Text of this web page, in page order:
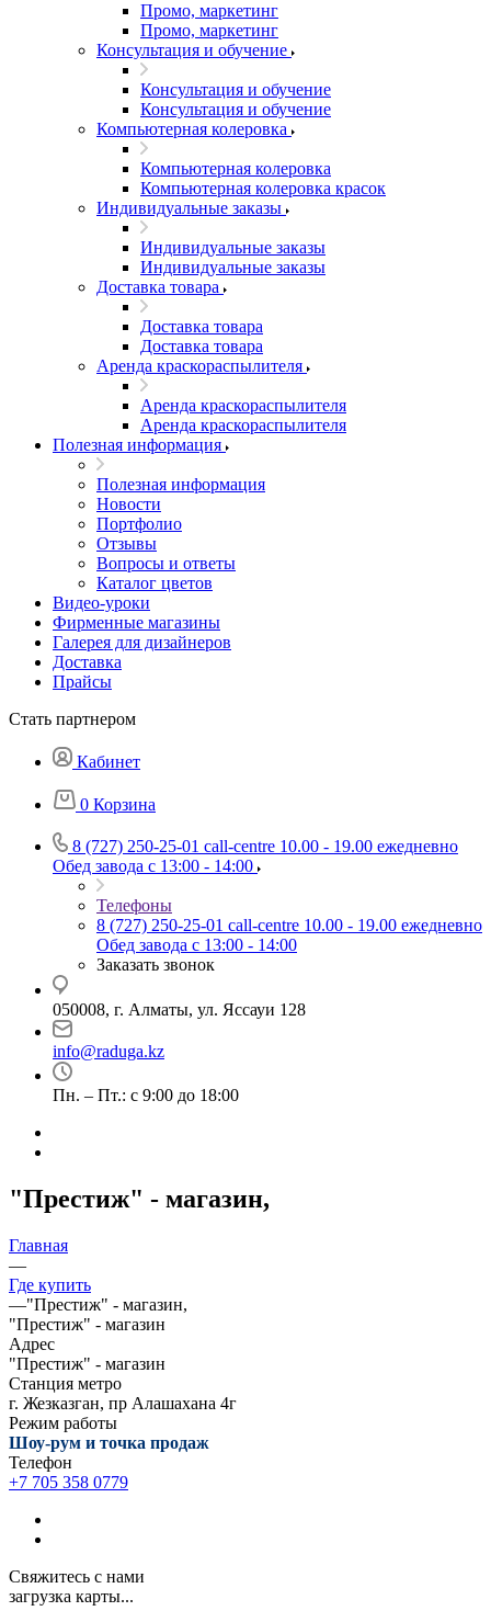
Промо, маркетинг
Промо, маркетинг
Консультация и обучение
Консультация и обучение
Консультация и обучение
Компьютерная колеровка
Компьютерная колеровка
Компьютерная колеровка красок
Индивидуальные заказы
Индивидуальные заказы
Индивидуальные заказы
Доставка товара
Доставка товара
Доставка товара
Аренда краскораспылителя
Аренда краскораспылителя
Аренда краскораспылителя
Полезная информация
Полезная информация
Новости
Портфолио
Отзывы
Вопросы и ответы
Каталог цветов
Видео-уроки
Фирменные магазины
Галерея для дизайнеров
Доставка
Прайсы
Стать партнером
Кабинет
0 Корзина
8 (727) 250-25-01 call-centre 10.00 - 19.00 ежедневно
Обед завода с 13:00 - 14:00
Телефоны
8 (727) 250-25-01 call-centre 10.00 - 19.00 ежедневно
Обед завода с 13:00 - 14:00
Заказать звонок
050008, г. Алматы, ул. Яссауи 128
info@raduga.kz
Пн. – Пт.: с 9:00 до 18:00
"Престиж" - магазин,
Главная
—
Где купить
—"Престиж" - магазин,
"Престиж" - магазин
Адрес
"Престиж" - магазин
Станция метро
г. Жезказган, пр Алашахана 4г
Режим работы
Шоу-рум и точка продаж
Телефон
+7 705 358 0779
Свяжитесь с нами
загрузка карты...